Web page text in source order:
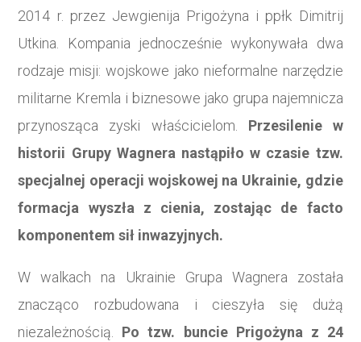
2014 r. przez Jewgienija Prigożyna i ppłk Dimitrij
Utkina. Kompania jednocześnie wykonywała dwa
rodzaje misji: wojskowe jako nieformalne narzędzie
militarne Kremla i biznesowe jako grupa najemnicza
przynosząca zyski właścicielom.
Przesilenie w
historii Grupy Wagnera nastąpiło w czasie tzw.
specjalnej operacji wojskowej na Ukrainie, gdzie
formacja wyszła z cienia, zostając de facto
komponentem sił inwazyjnych.
W walkach na Ukrainie Grupa Wagnera została
znacząco rozbudowana i cieszyła się dużą
niezależnością. Po tzw. buncie Prigożyna z 24